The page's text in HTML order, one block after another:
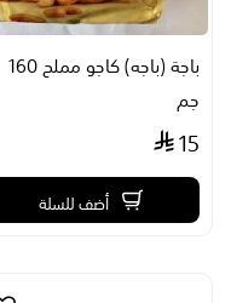
باجة (باجه) كاجو مملح 160
جم
15
أضف للسلة